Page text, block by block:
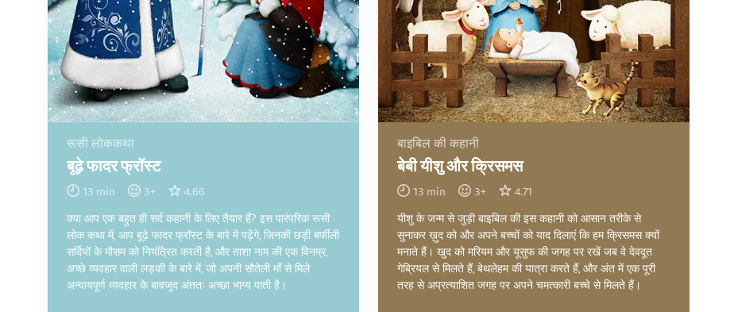
रूसी लोककथा
बूढ़े फादर फ्रॉस्ट
13 min 3+ 4.66
क्या आप एक बहुत ही सर्द कहानी के लिए तैयार हैं? इस पारंपरिक रूसी
लोक कथा में, आप बूढ़े फादर फ्रॉस्ट के बारे में पढ़ेंगे, जिनकी छड़ी बर्फीली
सर्दियों के मौसम को नियंत्रित करती है, और ताशा नाम की एक विनम्र,
अच्छे व्यवहार वाली लड़की के बारे में, जो अपनी सौतेली माँ से मिले
अन्यायपूर्ण व्यवहार के बावजूद अंततः अच्छा भाग्य पाती है।
बाइबिल की कहानी
बेबी यीशु और क्रिसमस
13 min 3+ 4.71
यीशु के जन्म से जुड़ी बाइबिल की इस कहानी को आसान तरीके से
सुनाकर ख़ुद को और अपने बच्चों को याद दिलाएं कि हम क्रिसमस क्यों
मनाते हैं। खुद को मरियम और यूसुफ की जगह पर रखें जब वे देवदूत
गेब्रियल से मिलते हैं, बेथलेहम की यात्रा करते हैं, और अंत में एक पूरी
तरह से अप्रत्याशित जगह पर अपने चमत्कारी बच्चे से मिलते हैं।